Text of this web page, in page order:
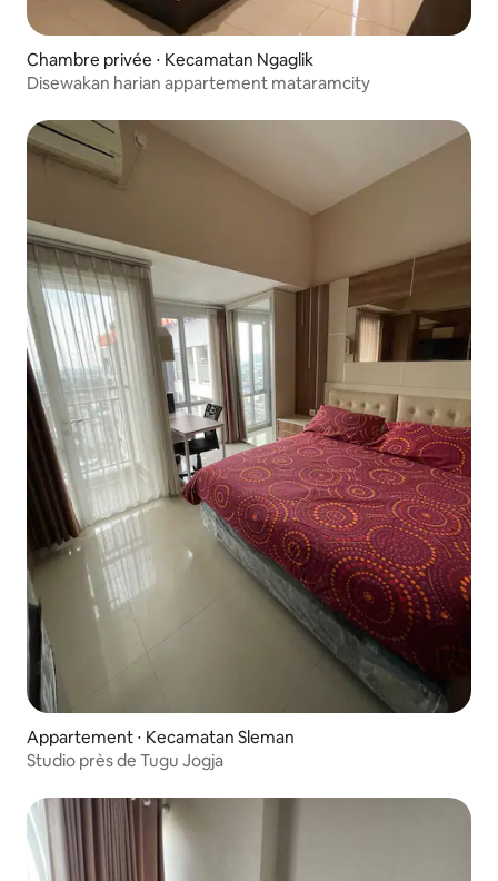
Chambre privée ⋅ Kecamatan Ngaglik
Disewakan harian appartement mataramcity
Appartement ⋅ Kecamatan Sleman
Studio près de Tugu Jogja